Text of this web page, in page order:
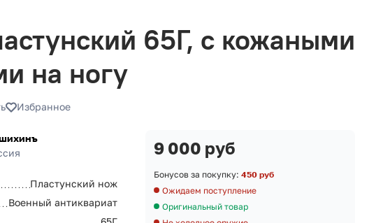
65Г, с кожаными
на ногу
Избранное
Пластунский нож
Военный антиквариат
9 000 руб
Бонусов за покупку: 450 руб
Ожидаем поступление
Оригинальный товар